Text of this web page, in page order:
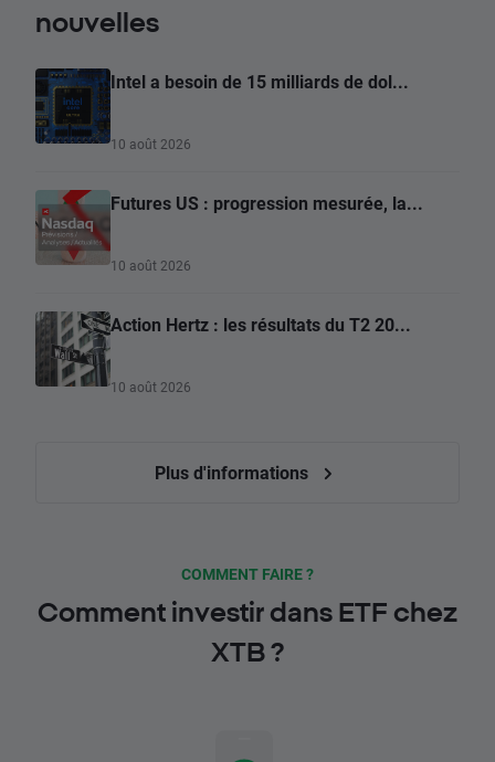
nouvelles
Intel a besoin de 15 milliards de dol...
10 août 2026
Futures US : progression mesurée, la...
10 août 2026
Action Hertz : les résultats du T2 20...
10 août 2026
Plus d'informations
COMMENT FAIRE ?
Comment investir dans ETF chez
XTB ?